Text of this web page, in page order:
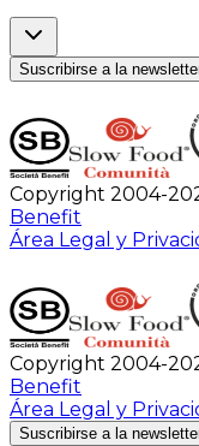
Suscribirse a la
Copyright 2004-
Benefit
Área Legal y
Copyright 2004-
Benefit
Área Legal y
Suscribirse a la